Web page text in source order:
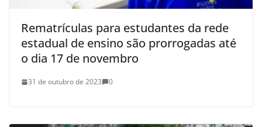
Rematrículas para estudantes da rede
estadual de ensino são prorrogadas até
o dia 17 de novembro
31 de outubro de 2023 0